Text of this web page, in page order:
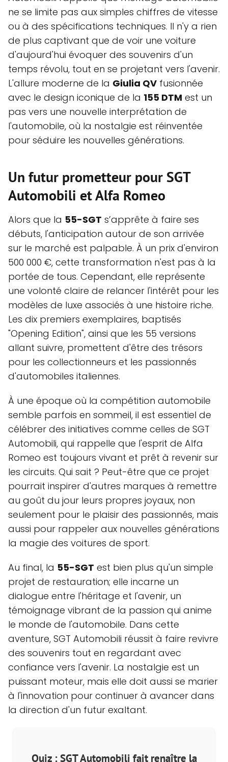
ne se limite pas aux simples chiffres de vitesse
ou à des spécifications techniques. Il n'y a rien
de plus captivant que de voir une voiture
d'aujourd'hui évoquer des souvenirs d'un
temps révolu, tout en se projetant vers l'avenir.
L'allure moderne de la Giulia QV fusionnée
avec le design iconique de la 155 DTM est un
pas vers une nouvelle interprétation de
l'automobile, où la nostalgie est réinventée
pour séduire les nouvelles générations.
Un futur prometteur pour SGT
Automobili et Alfa Romeo
Alors que la 55-SGT s’apprête à faire ses
débuts, l'anticipation autour de son arrivée
sur le marché est palpable. À un prix d'environ
500 000 €, cette transformation n'est pas à la
portée de tous. Cependant, elle représente
une volonté claire de relancer l'intérêt pour les
modèles de luxe associés à une histoire riche.
Les dix premiers exemplaires, baptisés
"Opening Edition", ainsi que les 55 versions
allant suivre, promettent d'être des trésors
pour les collectionneurs et les passionnés
d'automobiles italiennes.
À une époque où la compétition automobile
semble parfois en sommeil, il est essentiel de
célébrer des initiatives comme celles de SGT
Automobili, qui rappelle que l'esprit de Alfa
Romeo est toujours vivant et prêt à revenir sur
les circuits. Qui sait ? Peut-être que ce projet
pourrait inspirer d'autres marques à remettre
au goût du jour leurs propres joyaux, non
seulement pour le plaisir des passionnés, mais
aussi pour rappeler aux nouvelles générations
la magie des voitures de sport.
Au final, la 55-SGT est bien plus qu'un simple
projet de restauration; elle incarne un
dialogue entre l'héritage et l'avenir, un
témoignage vibrant de la passion qui anime
le monde de l'automobile. Dans cette
aventure, SGT Automobili réussit à faire revivre
des souvenirs tout en regardant avec
confiance vers l'avenir. La nostalgie est un
puissant moteur, mais elle doit aussi se marier
à l'innovation pour continuer à avancer dans
la direction d'un futur exaltant.
Quiz : SGT Automobili fait renaître la